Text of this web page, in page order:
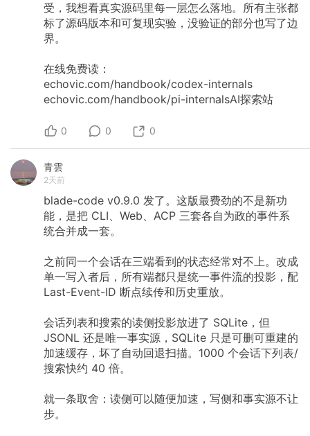
受，我想看真实源码里每一层怎么落地。所有主张都
标了源码版本和可复现实验，没验证的部分也写了边
界。
在线免费读：
echovic.com/handbook/codex-internals
echovic.com/handbook/pi-internalsAI探索站
0 0 0
青雲
2天前
blade-code v0.9.0 发了。这版最费劲的不是新功
能，是把 CLI、Web、ACP 三套各自为政的事件系
统合并成一套。
之前同一个会话在三端看到的状态经常对不上。改成
单一写入者后，所有端都只是统一事件流的投影，配
Last-Event-ID 断点续传和历史重放。
会话列表和搜索的读侧投影放进了 SQLite，但
JSONL 还是唯一事实源，SQLite 只是可删可重建的
加速缓存，坏了自动回退扫描。1000 个会话下列表/
搜索快约 40 倍。
就一条取舍：读侧可以随便加速，写侧和事实源不让
步。